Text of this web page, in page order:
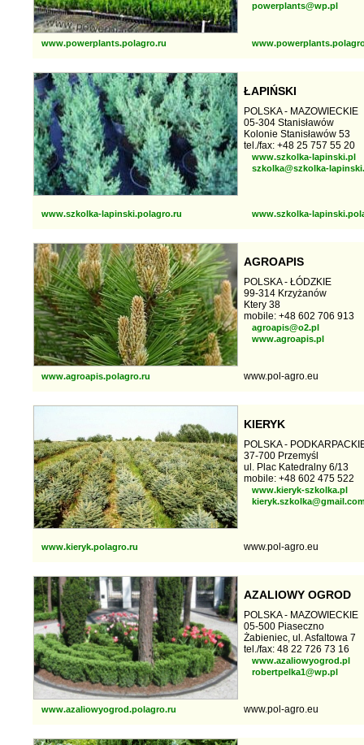
powerplants@wp.pl
www.powerplants.polagro.ru
ŁAPIŃSKI
POLSKA - MAZOWIECKIE
05-304 Stanisławów
Kolonie Stanisławów 53
tel./fax: +48 25 757 55 20
www.szkolka-lapinski.pl
szkolka@szkolka-
www.szkolka-lapinski.polagro.ru www.szkolka-
AGROAPIS
POLSKA - ŁÓDZKIE
99-314 Krzyżanów
Ktery 38
mobile: +48 602 706 913
agroapis@o2.pl
www.agroapis.pl
www.agroapis.polagro.ru www.pol-agro.eu
KIERYK
POLSKA -
37-700 Przemyśl
ul. Plac Katedralny 6/13
mobile: +48 602 475 522
www.kieryk-szkolka.pl
www.kieryk.polagro.ru www.pol-agro.eu
AZALIOWY OGROD
POLSKA - MAZOWIECKIE
05-500 Piaseczno
Żabieniec, ul. Asfaltowa 7
tel./fax: 48 22 726 73 16
www.azaliowyogrod.pl
robertpelka1@wp.pl
www.azaliowyogrod.polagro.ru www.pol-agro.eu